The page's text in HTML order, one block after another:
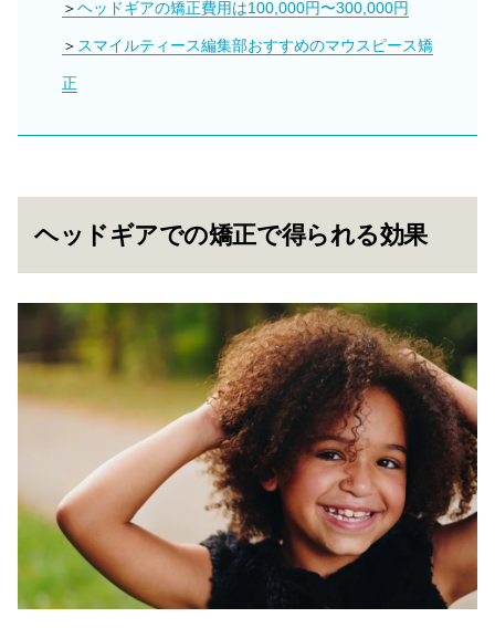
ヘッドギアの矯正費用は100,000円〜300,000円
スマイルティース編集部おすすめのマウスピース矯
正
ヘッドギアでの矯正で得られる効果